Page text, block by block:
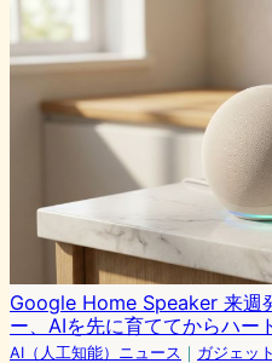
Google Home Speaker 来週
ー、AIを先に育ててからハー
AI（人工知能）ニュース ｜ ガジェッ